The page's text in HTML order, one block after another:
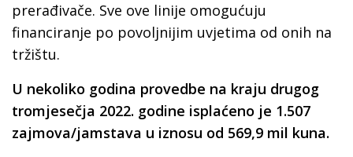
prerađivače. Sve ove linije omogućuju
financiranje po povoljnijim uvjetima od onih na
tržištu.
U nekoliko godina provedbe na kraju drugog
tromjesečja 2022. godine isplaćeno je 1.507
zajmova/jamstava u iznosu od 569,9 mil kuna.